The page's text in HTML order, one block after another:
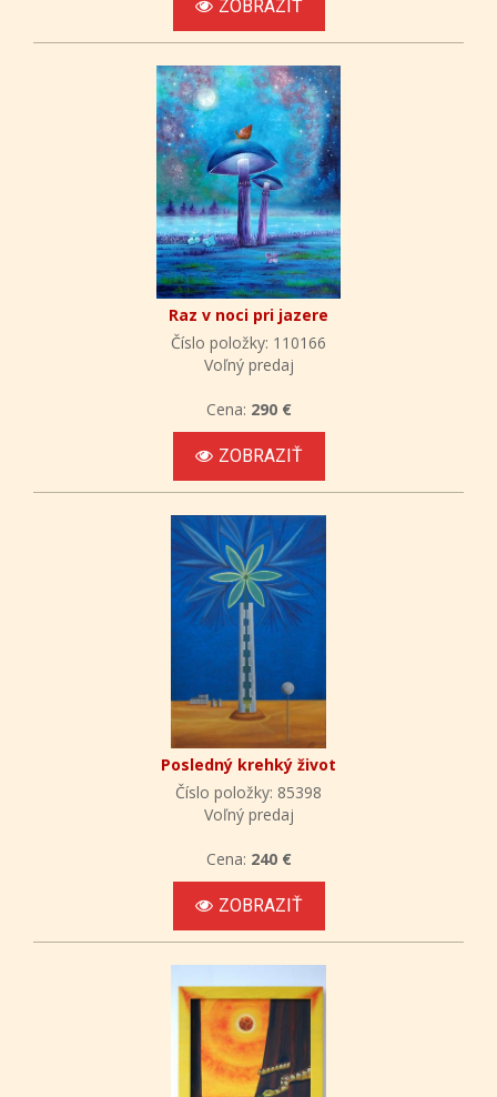
ZOBRAZIŤ
Raz v noci pri jazere
Číslo položky: 110166
Voľný predaj
Cena: 290 €
ZOBRAZIŤ
Posledný krehký život
Číslo položky: 85398
Voľný predaj
Cena: 240 €
ZOBRAZIŤ